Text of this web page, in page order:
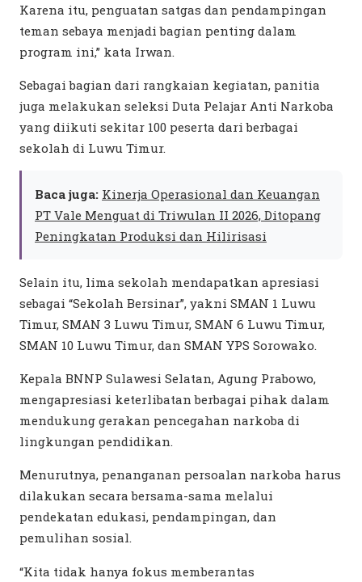
Karena itu, penguatan satgas dan pendampingan
teman sebaya menjadi bagian penting dalam
program ini,” kata Irwan.
Sebagai bagian dari rangkaian kegiatan, panitia
juga melakukan seleksi Duta Pelajar Anti Narkoba
yang diikuti sekitar 100 peserta dari berbagai
sekolah di Luwu Timur.
Baca juga: Kinerja Operasional dan Keuangan
PT Vale Menguat di Triwulan II 2026, Ditopang
Peningkatan Produksi dan Hilirisasi
Selain itu, lima sekolah mendapatkan apresiasi
sebagai “Sekolah Bersinar”, yakni SMAN 1 Luwu
Timur, SMAN 3 Luwu Timur, SMAN 6 Luwu Timur,
SMAN 10 Luwu Timur, dan SMAN YPS Sorowako.
Kepala BNNP Sulawesi Selatan, Agung Prabowo,
mengapresiasi keterlibatan berbagai pihak dalam
mendukung gerakan pencegahan narkoba di
lingkungan pendidikan.
Menurutnya, penanganan persoalan narkoba harus
dilakukan secara bersama-sama melalui
pendekatan edukasi, pendampingan, dan
pemulihan sosial.
“Kita tidak hanya fokus memberantas